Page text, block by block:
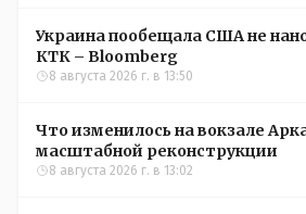
Украина пообещала США не
КТК – Bloomberg
8 августа 2026 г. в 13:50
Что изменилось на вокзале
масштабной реконструкции
8 августа 2026 г. в 13:02